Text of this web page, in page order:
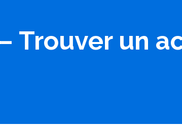
Trouver un